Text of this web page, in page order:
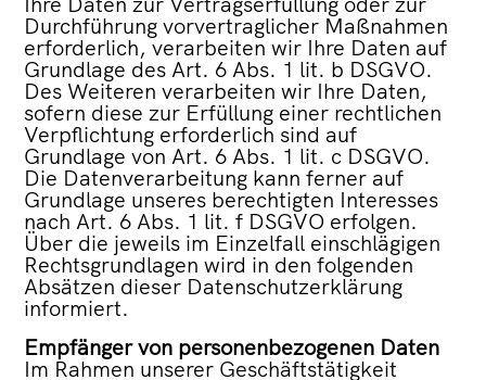
Durchführung vorvertraglicher Maßnahmen
erforderlich, verarbeiten wir Ihre Daten auf
Grundlage des Art. 6 Abs. 1 lit. b DSGVO.
Des Weiteren verarbeiten wir Ihre Daten,
sofern diese zur Erfüllung einer rechtlichen
Verpflichtung erforderlich sind auf
Grundlage von Art. 6 Abs. 1 lit. c DSGVO.
Die Datenverarbeitung kann ferner auf
Grundlage unseres berechtigten Interesses
nach Art. 6 Abs. 1 lit. f DSGVO erfolgen.
Über die jeweils im Einzelfall einschlägigen
Rechtsgrundlagen wird in den folgenden
Absätzen dieser Datenschutzerklärung
informiert.
Empfänger von personenbezogenen Daten
Im Rahmen unserer Geschäftstätigkeit